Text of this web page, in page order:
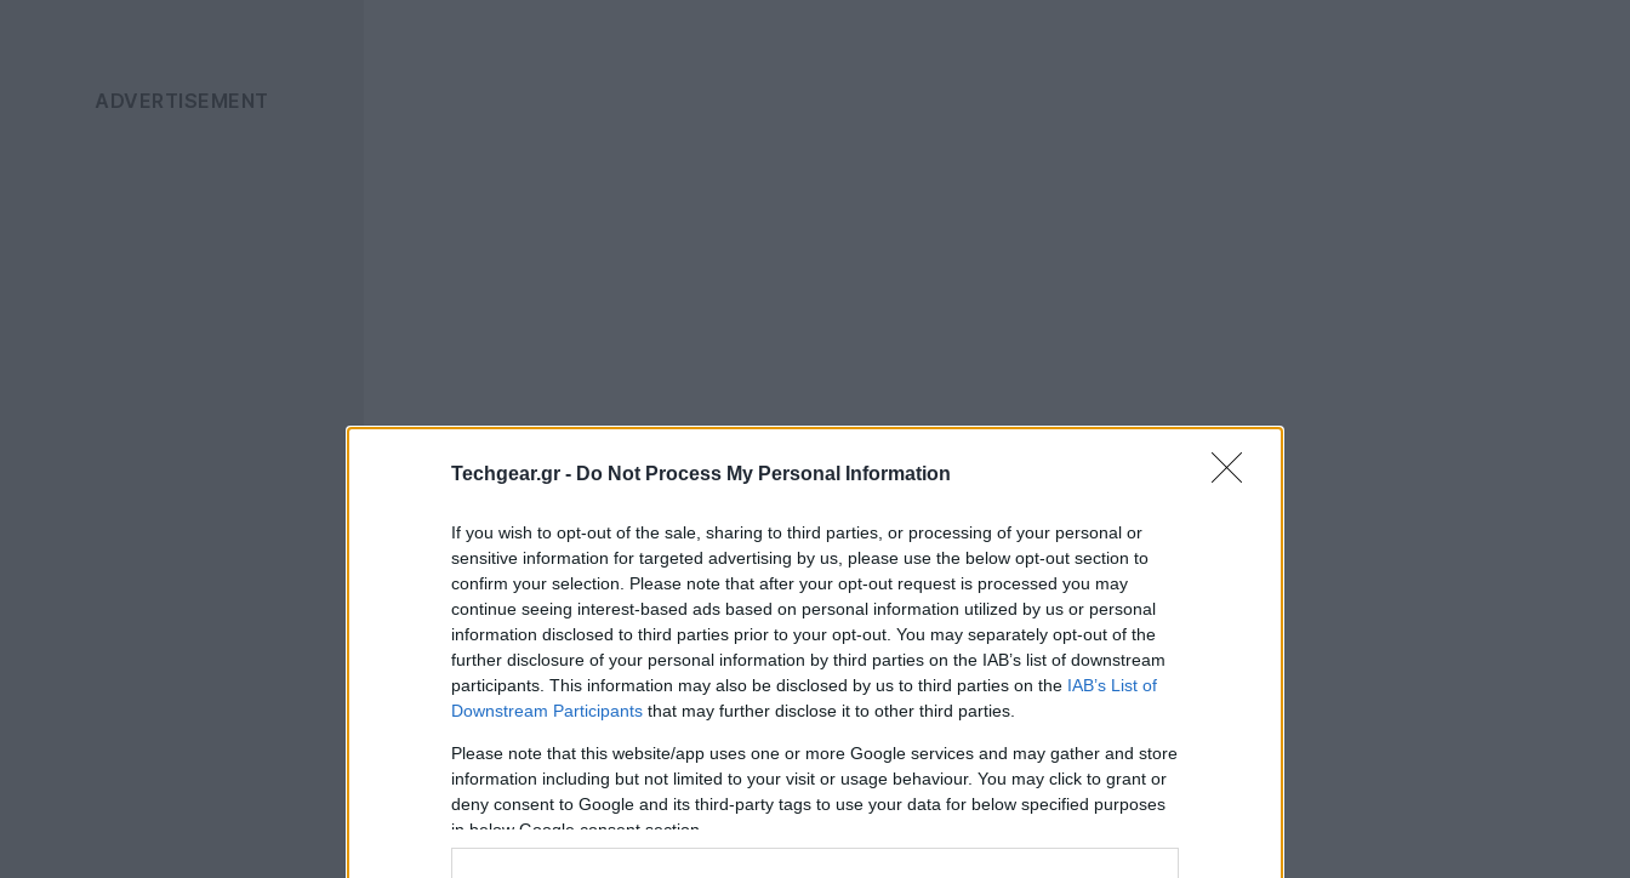
Techgear.gr - Do Not Process My Personal Information
If you wish to opt-out of the sale, sharing to third parties, or processing of your personal or
sensitive information for targeted advertising by us, please use the below opt-out section to
confirm your selection. Please note that after your opt-out request is processed you may
continue seeing interest-based ads based on personal information utilized by us or personal
information disclosed to third parties prior to your opt-out. You may separately opt-out of the
further disclosure of your personal information by third parties on the IAB’s list of downstream
participants. This information may also be disclosed by us to third parties on the IAB’s List of
Downstream Participants that may further disclose it to other third parties.
Please note that this website/app uses one or more Google services and may gather and store
information including but not limited to your visit or usage behaviour. You may click to grant or
deny consent to Google and its third-party tags to use your data for below specified purposes
in below Google consent section.